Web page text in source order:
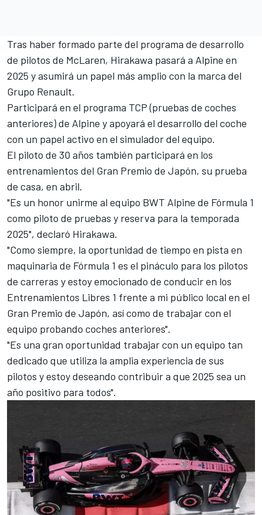
Tras haber formado parte del programa de desarrollo
de pilotos de McLaren, Hirakawa pasará a Alpine en
2025 y asumirá un papel más amplio con la marca del
Grupo Renault.
Participará en el programa TCP (pruebas de coches
anteriores) de Alpine y apoyará el desarrollo del coche
con un papel activo en el simulador del equipo.
El piloto de 30 años también participará en los
entrenamientos del Gran Premio de Japón, su prueba
de casa, en abril.
"Es un honor unirme al equipo BWT Alpine de Fórmula 1
como piloto de pruebas y reserva para la temporada
2025", declaró Hirakawa.
"Como siempre, la oportunidad de tiempo en pista en
maquinaria de Fórmula 1 es el pináculo para los pilotos
de carreras y estoy emocionado de conducir en los
Entrenamientos Libres 1 frente a mi público local en el
Gran Premio de Japón, así como de trabajar con el
equipo probando coches anteriores".
"Es una gran oportunidad trabajar con un equipo tan
dedicado que utiliza la amplia experiencia de sus
pilotos y estoy deseando contribuir a que 2025 sea un
año positivo para todos".